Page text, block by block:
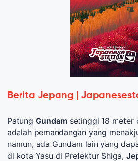
Berita Jepang |
Patung Gundam setinggi 18 meter
adalah pemandangan yang
namun, ada Gundam lain yang
di kota Yasu di Prefektur Shiga,